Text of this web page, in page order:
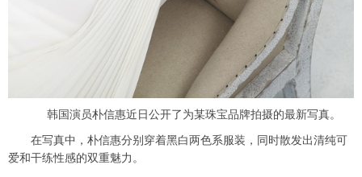
韩国演员朴信惠近日公开了为某珠宝品牌拍摄的最新写真。
在写真中，朴信惠分别穿着黑白两色系服装，同时散发出清纯可
爱和干练性感的双重魅力。